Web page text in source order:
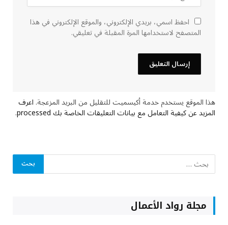
احفظ اسمي، بريدي الإلكتروني، والموقع الإلكتروني في هذا
المتصفح لاستخدامها المرة المقبلة في تعليقي.
هذا الموقع يستخدم خدمة أكيسميت للتقليل من البريد المزعجة.اعرف
المزيد عن كيفية التعامل مع بيانات التعليقات الخاصة بك processed .
مجلة رواد الأعمال